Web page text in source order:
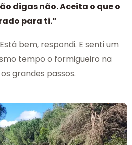
digas não. Aceita o que o
para ti.”
bem, respondi. E senti um
tempo o formigueiro na
grandes passos.